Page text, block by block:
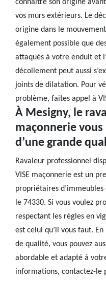
connaître son origine
vos murs extérieurs. Le
origine dans le
également possible que
attaqués à votre enduit et
décollement peut aussi
joints de dilatation. Pour
problème, faites appel à
À Mesigny, le
maçonnerie vous
d’une grande
Ravaleur professionnel
VISE maçonnerie est un
propriétaires
le 74330. Si vous voulez
respectant les règles en
est celui qu’il vous faut.
de qualité, vous pouvez
abordable et adapté à
informations, contactez-le